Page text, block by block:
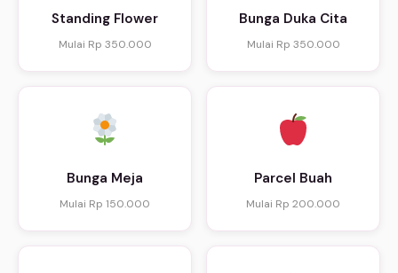
Standing Flower
Mulai Rp 350.000
Bunga Duka Cita
Mulai Rp 350.000
Bunga Meja
Mulai Rp 150.000
Parcel Buah
Mulai Rp 200.000